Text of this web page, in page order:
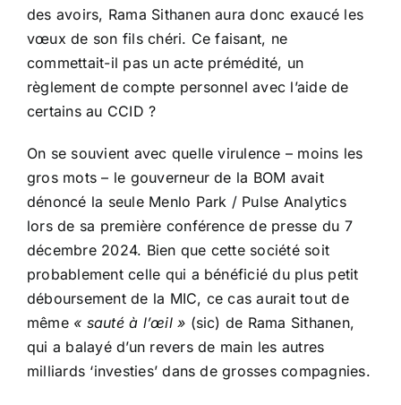
des avoirs, Rama Sithanen aura donc exaucé les
vœux de son fils chéri. Ce faisant, ne
commettait-il pas un acte prémédité, un
règlement de compte personnel avec l’aide de
certains au CCID ?
On se souvient avec quelle virulence – moins les
gros mots – le gouverneur de la BOM avait
dénoncé la seule Menlo Park / Pulse Analytics
lors de sa première conférence de presse du 7
décembre 2024. Bien que cette société soit
probablement celle qui a bénéficié du plus petit
déboursement de la MIC, ce cas aurait tout de
même « sauté à l’œil » (sic) de Rama Sithanen,
qui a balayé d’un revers de main les autres
milliards ‘investies’ dans de grosses compagnies.